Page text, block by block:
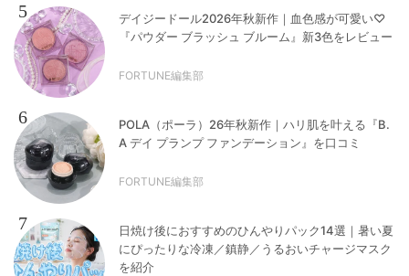
5
デイジードール2026年秋新作｜血色感が可愛い♡
『パウダー ブラッシュ ブルーム』新3色をレビュー
FORTUNE編集部
6
POLA（ポーラ）26年秋新作｜ハリ肌を叶える『B.
A デイ プランプ ファンデーション』を口コミ
FORTUNE編集部
7
日焼け後におすすめのひんやりパック14選｜暑い夏
にぴったりな冷凍／鎮静／うるおいチャージマスク
を紹介